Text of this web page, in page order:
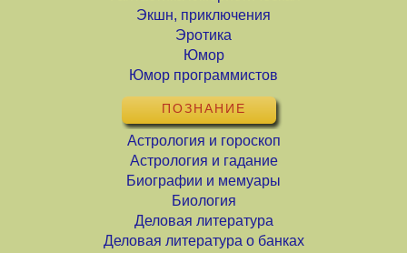
Экшн, приключения
Эротика
Юмор
Юмор программистов
ПОЗНАНИЕ
Астрология и гороскоп
Астрология и гадание
Биографии и мемуары
Биология
Деловая литература
Деловая литература о банках